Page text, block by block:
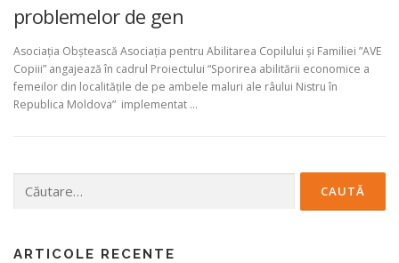
problemelor de gen
Asociația Obștească Asociația pentru Abilitarea Copilului și Familiei ”AVE
Copiii” angajează în cadrul Proiectului “Sporirea abilitării economice a
femeilor din localitățile de pe ambele maluri ale râului Nistru în
Republica Moldova” implementat …
după:
ARTICOLE RECENTE